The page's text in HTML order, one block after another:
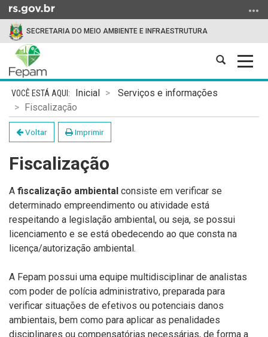
para
conteúdo
para
menu
para
busca
SECRETARIA DO MEIO AMBIENTE E INFRAESTRUTURA
Abrir
busca
Início
conteúdo
Inicial
Serviços e informações
Fiscalização
Voltar Imprimir
Fiscalização
A fiscalização ambiental consiste em verificar se
determinado empreendimento ou atividade está
respeitando a legislação ambiental, ou seja, se possui
licenciamento e se está obedecendo ao que consta na
licença/autorização ambiental.
A Fepam possui uma equipe multidisciplinar de analistas
com poder de polícia administrativo, preparada para
verificar situações de efetivos ou potenciais danos
ambientais, bem como para aplicar as penalidades
disciplinares ou compensatórias necessárias, de forma a